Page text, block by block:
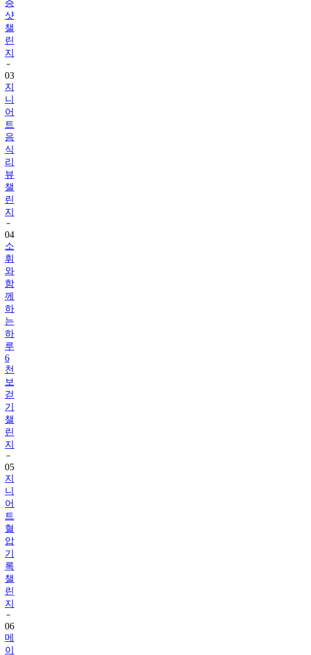
챌
린
지
03
지
니
어
트
음
식
리
뷰
챌
린
지
04
소
휘
와
함
께
하
는
하
루
6
천
보
걷
기
챌
린
지
05
지
니
어
트
혈
압
기
록
챌
린
지
06
메
이
퓨